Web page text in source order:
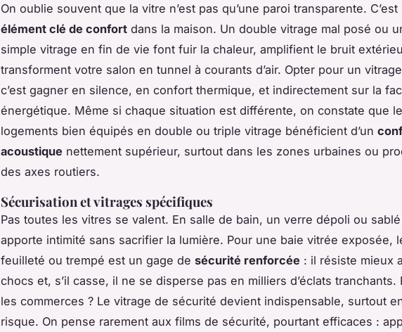
On oublie souvent que la vitre n’est pas qu’une paroi transparente. C’est
élément clé de confort dans la maison. Un double vitrage mal posé ou
simple vitrage en fin de vie font fuir la chaleur, amplifient le bruit
transforment votre salon en tunnel à courants d’air. Opter pour un
c’est gagner en silence, en confort thermique, et indirectement sur la
énergétique. Même si chaque situation est différente, on constate que
logements bien équipés en double ou triple vitrage bénéficient d’un
acoustique nettement supérieur, surtout dans les zones urbaines ou
des axes routiers.
Sécurisation et vitrages spécifiques
Pas toutes les vitres se valent. En salle de bain, un verre dépoli ou sablé
apporte intimité sans sacrifier la lumière. Pour une baie vitrée exposée,
feuilleté ou trempé est un gage de sécurité renforcée : il résiste mieux
chocs et, s’il casse, il ne se disperse pas en milliers d’éclats tranchants.
les commerces ? Le vitrage de sécurité devient indispensable, surtout
risque. On pense rarement aux films de sécurité, pourtant efficaces :